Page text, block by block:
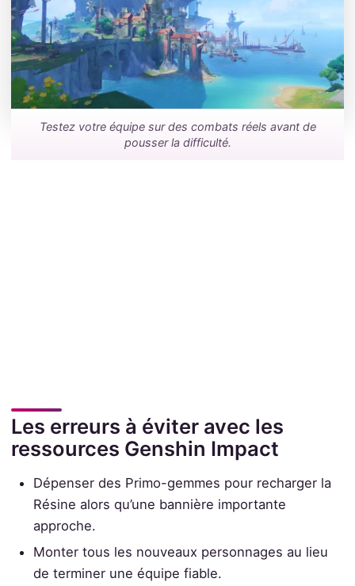
Testez votre équipe sur des combats réels avant de
pousser la difficulté.
Les erreurs à éviter avec les
ressources Genshin Impact
Dépenser des Primo-gemmes pour recharger la
Résine alors qu’une bannière importante
approche.
Monter tous les nouveaux personnages au lieu
de terminer une équipe fiable.